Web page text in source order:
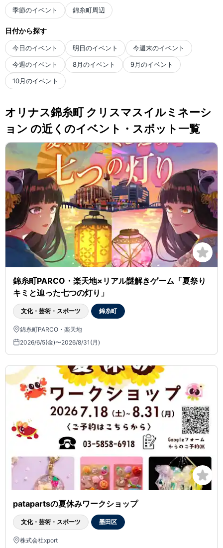
季節のイベント 錦糸町周辺
日付から探す
今日のイベント 明日のイベント 今週末のイベント
今週のイベント 8月のイベント 9月のイベント
10月のイベント
オリナス錦糸町 クリスマスイルミネーシ
ョン の近くのイベント・スポット一覧
錦糸町PARCO・楽天地×リアル謎解きゲーム「夏祭り
キミと辿った七つの灯り」
文化・芸術・スポーツ 錦糸町
錦糸町PARCO・楽天地
2026/6/5(金)〜2026/8/31(月)
patapartsの夏休みワークショップ
文化・芸術・スポーツ 墨田区
株式会社xport